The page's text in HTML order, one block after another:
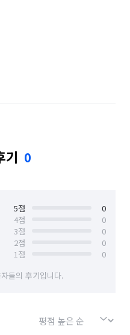
기 0
5점
0
4점
0
3점
0
2점
0
1점
0
들의 후기입니다.